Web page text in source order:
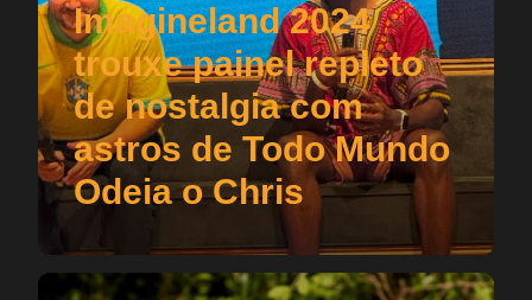
Imagineland 2024
trouxe painel repleto
de nostalgia com
astros de Todo Mundo
Odeia o Chris